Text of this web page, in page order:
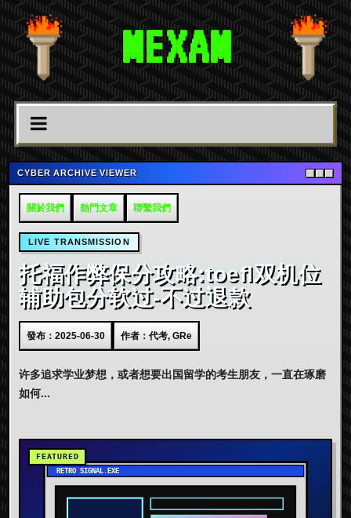
MEXAM
CYBER ARCHIVE VIEWER
關於我們 熱門文章 聯繫我們
LIVE TRANSMISSION
托福作弊保分攻略:toefl双机位
辅助包分软过-不过退款
發布：2025-06-30 作者：代考, GRe
许多追求学业梦想，或者想要出国留学的考生朋友，一直在琢磨
如何...